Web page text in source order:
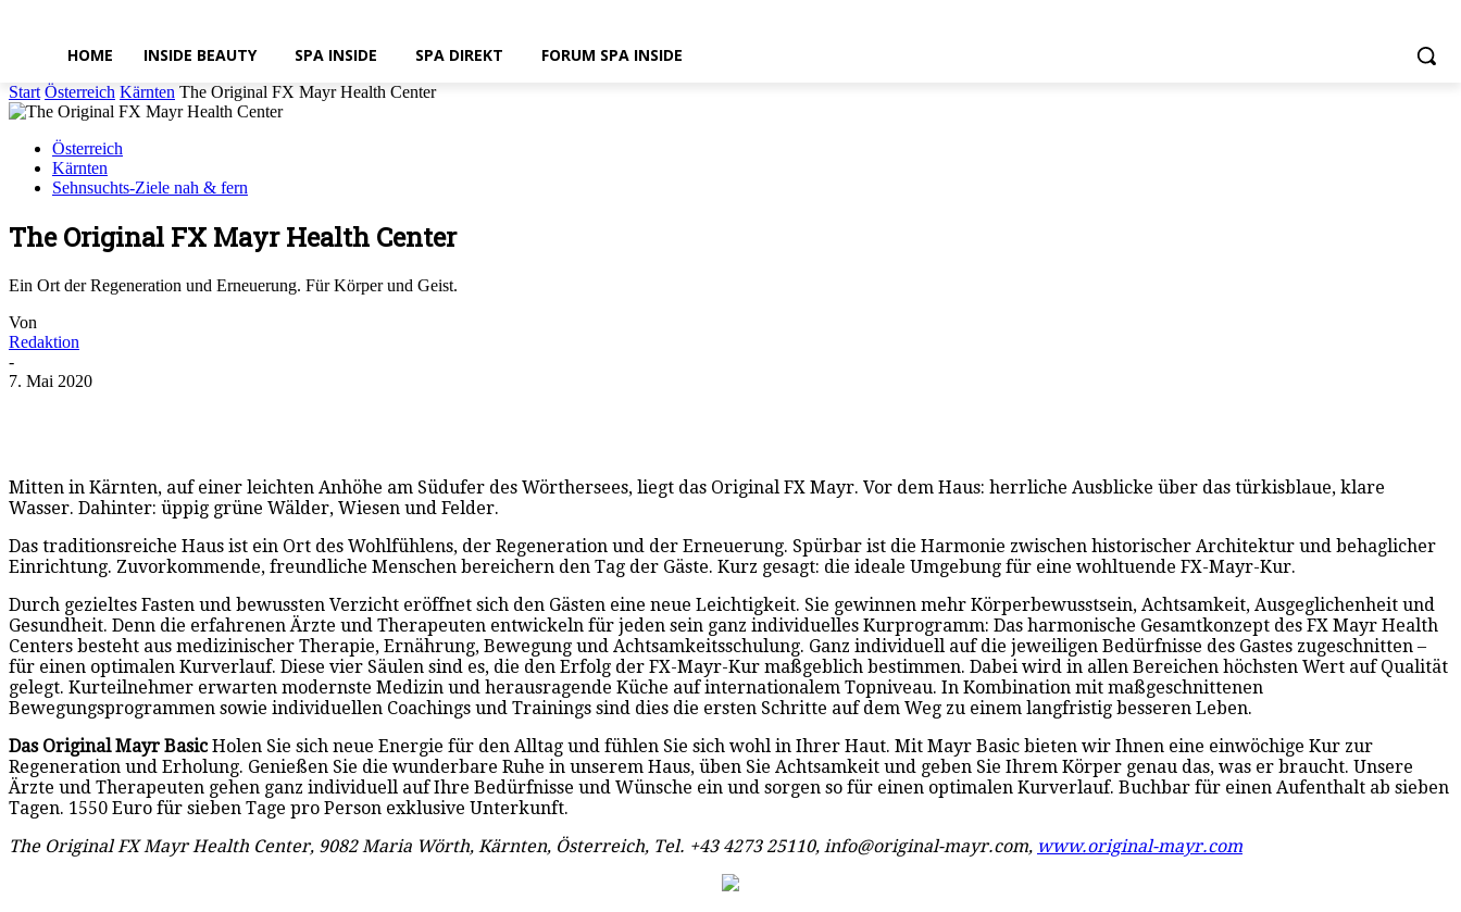
HOME INSIDE BEAUTY SPA INSIDE SPA DIREKT FORUM SPA INSIDE
Start Österreich Kärnten The Original FX Mayr Health Center
Österreich
Kärnten
Sehnsuchts-Ziele nah & fern
The Original FX Mayr Health Center
Ein Ort der Regeneration und Erneuerung. Für Körper und Geist.
Von
Redaktion
-
7. Mai 2020
Mitten in Kärnten, auf einer leichten Anhöhe am Südufer des Wörthersees, liegt das Original FX Mayr. Vor dem Haus: herrliche Ausblicke über das türkisblaue, klare
Wasser. Dahinter: üppig grüne Wälder, Wiesen und Felder.
Das traditionsreiche Haus ist ein Ort des Wohlfühlens, der Regeneration und der Erneuerung. Spürbar ist die Harmonie zwischen historischer Architektur und behaglicher
Einrichtung. Zuvorkommende, freundliche Menschen bereichern den Tag der Gäste. Kurz gesagt: die ideale Umgebung für eine wohltuende FX-Mayr-Kur.
Durch gezieltes Fasten und bewussten Verzicht eröffnet sich den Gästen eine neue Leichtigkeit. Sie gewinnen mehr Körperbewusstsein, Achtsamkeit, Ausgeglichenheit und
Gesundheit. Denn die erfahrenen Ärzte und Therapeuten entwickeln für jeden sein ganz individuelles Kurprogramm: Das harmonische Gesamtkonzept des FX Mayr Health
Centers besteht aus medizinischer Therapie, Ernährung, Bewegung und Achtsamkeitsschulung. Ganz individuell auf die jeweiligen Bedürfnisse des Gastes zugeschnitten –
für einen optimalen Kurverlauf. Diese vier Säulen sind es, die den Erfolg der FX-Mayr-Kur maßgeblich bestimmen. Dabei wird in allen Bereichen höchsten Wert auf Qualität
gelegt. Kurteilnehmer erwarten modernste Medizin und herausragende Küche auf internationalem Topniveau. In Kombination mit maßgeschnittenen
Bewegungsprogrammen sowie individuellen Coachings und Trainings sind dies die ersten Schritte auf dem Weg zu einem langfristig besseren Leben.
Das Original Mayr BasicHolen Sie sich neue Energie für den Alltag und fühlen Sie sich wohl in Ihrer Haut. Mit Mayr Basic bieten wir Ihnen eine einwöchige Kur zur
Regeneration und Erholung. Genießen Sie die wunderbare Ruhe in unserem Haus, üben Sie Achtsamkeit und geben Sie Ihrem Körper genau das, was er braucht. Unsere
Ärzte und Therapeuten gehen ganz individuell auf Ihre Bedürfnisse und Wünsche ein und sorgen so für einen optimalen Kurverlauf. Buchbar für einen Aufenthalt ab sieben
Tagen. 1550 Euro für sieben Tage pro Person exklusive Unterkunft.
The Original FX Mayr Health Center, 9082 Maria Wörth, Kärnten, Österreich, Tel. +43 4273 25110, info@original-mayr.com, www.original-mayr.com